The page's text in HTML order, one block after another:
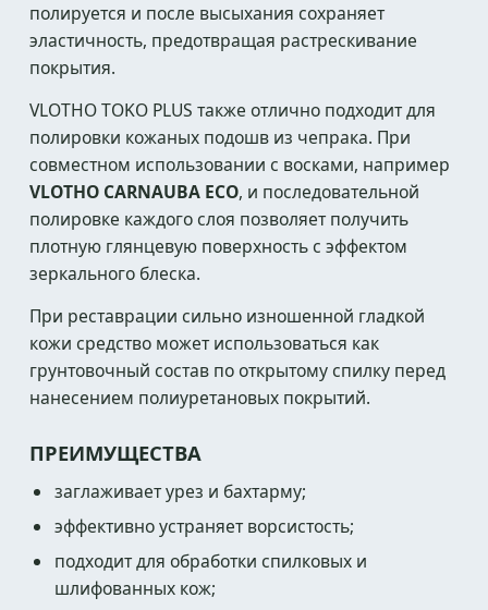
полируется и после высыхания сохраняет
эластичность, предотвращая растрескивание
покрытия.
VLOTHO TOKO PLUS также отлично подходит для
полировки кожаных подошв из чепрака. При
совместном использовании с восками, например
VLOTHO CARNAUBA ECO, и последовательной
полировке каждого слоя позволяет получить
плотную глянцевую поверхность с эффектом
зеркального блеска.
При реставрации сильно изношенной гладкой
кожи средство может использоваться как
грунтовочный состав по открытому спилку перед
нанесением полиуретановых покрытий.
ПРЕИМУЩЕСТВА
заглаживает урез и бахтарму;
эффективно устраняет ворсистость;
подходит для обработки спилковых и
шлифованных кож;